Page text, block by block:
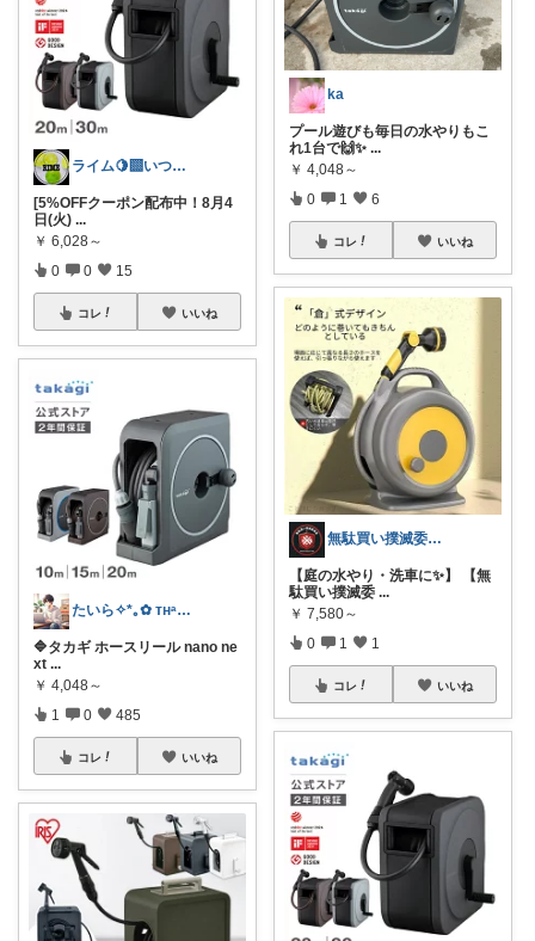
ライム🍋‍🟩いつもありがとう🫶
[5%OFFクーポン配布中！8月4
日(火) ...
￥ 6,028～
0 0 15
コレ いいね
たいら✧*｡✿ ᴛʜᵃⁿᵏ ʸᵒᵘ✧˖°
🔷タカギ ホースリール nano ne
xt ...
￥ 4,048～
1 0 485
コレ いいね
ka
プール遊びも毎日の水やりもこ
れ1台で🙌✨ ...
￥ 4,048～
0 1 6
コレ いいね
無駄買い撲滅委員長の50代＠楽天ガチ勢
【庭の水やり・洗車に✨】 【無
駄買い撲滅委 ...
￥ 7,580～
0 1 1
コレ いいね